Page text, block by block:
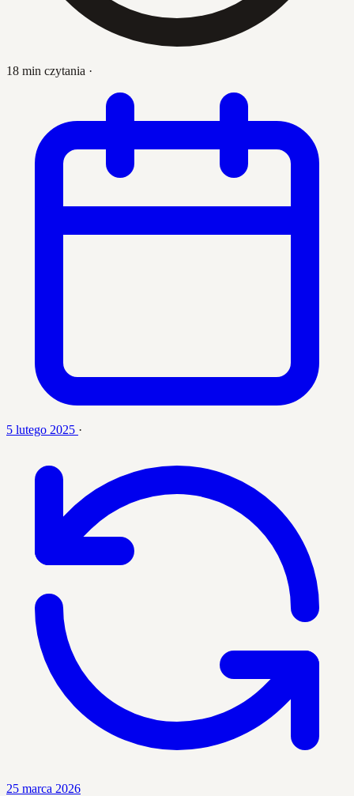
18 min czytania ·
5 lutego 2025 ·
25 marca 2026